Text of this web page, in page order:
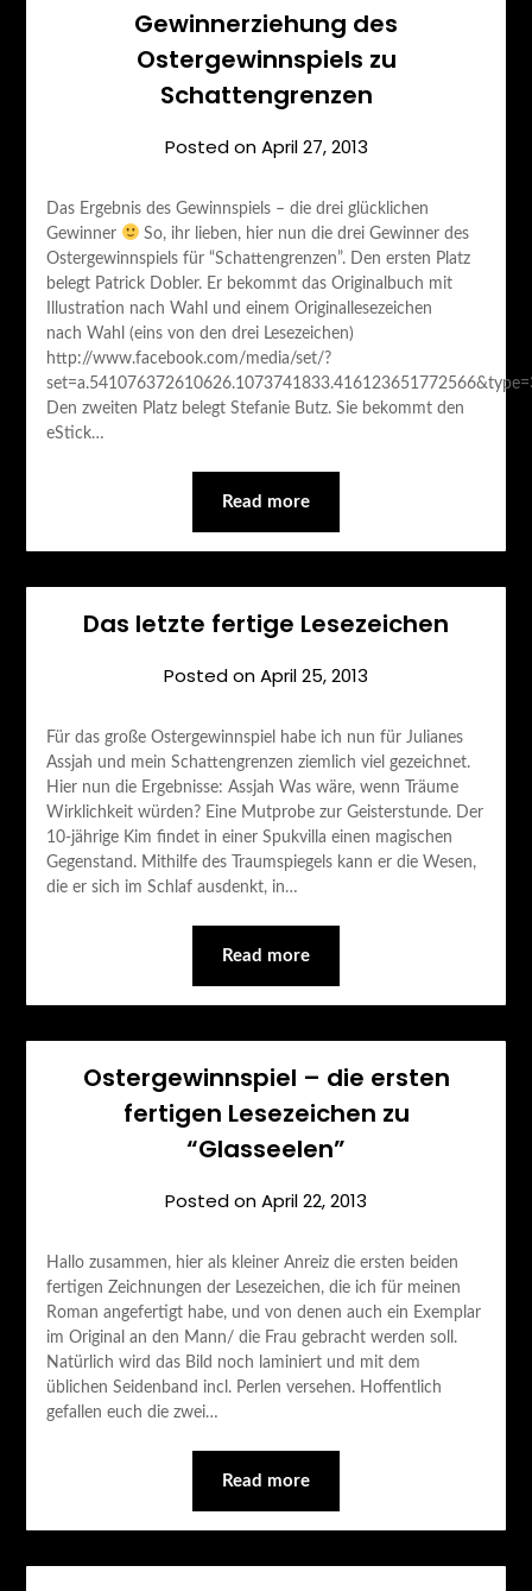
Gewinnerziehung des
Ostergewinnspiels zu
Schattengrenzen
Posted onApril 27, 2013
Das Ergebnis des Gewinnspiels – die drei glücklichen
Gewinner
So, ihr lieben, hier nun die drei Gewinner des
Ostergewinnspiels für “Schattengrenzen”. Den ersten Platz
belegt Patrick Dobler. Er bekommt das Originalbuch mit
Illustration nach Wahl und einem Originallesezeichen
nach Wahl (eins von den drei Lesezeichen)
http://www.facebook.com/media/set/?
Den zweiten Platz belegt Stefanie Butz. Sie bekommt den
eStick…
Read more
Das letzte fertige Lesezeichen
Posted onApril 25, 2013
Für das große Ostergewinnspiel habe ich nun für Julianes
Assjah und mein Schattengrenzen ziemlich viel gezeichnet.
Hier nun die Ergebnisse: Assjah Was wäre, wenn Träume
Wirklichkeit würden? Eine Mutprobe zur Geisterstunde. Der
10-jährige Kim findet in einer Spukvilla einen magischen
Gegenstand. Mithilfe des Traumspiegels kann er die Wesen,
die er sich im Schlaf ausdenkt, in…
Read more
Ostergewinnspiel – die ersten
fertigen Lesezeichen zu
“Glasseelen”
Posted onApril 22, 2013
Hallo zusammen, hier als kleiner Anreiz die ersten beiden
fertigen Zeichnungen der Lesezeichen, die ich für meinen
Roman angefertigt habe, und von denen auch ein Exemplar
im Original an den Mann/ die Frau gebracht werden soll.
Natürlich wird das Bild noch laminiert und mit dem
üblichen Seidenband incl. Perlen versehen. Hoffentlich
gefallen euch die zwei…
Read more